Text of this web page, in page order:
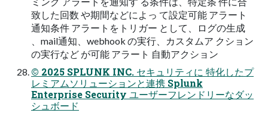
致した回数 や期間などによっ て設定可能 アラート
通知条件 アラートをトリガー として、ログの生成
、mail通知、webhook の実行、カスタムア クション
の実行など が可能 アラート 自動アクション
© 2025 SPLUNK INC. セキュリティに 特化したプ
レミアムソリューションと連携 Splunk
Enterprise Security ユーザーフレンドリーなダッ
シュボード